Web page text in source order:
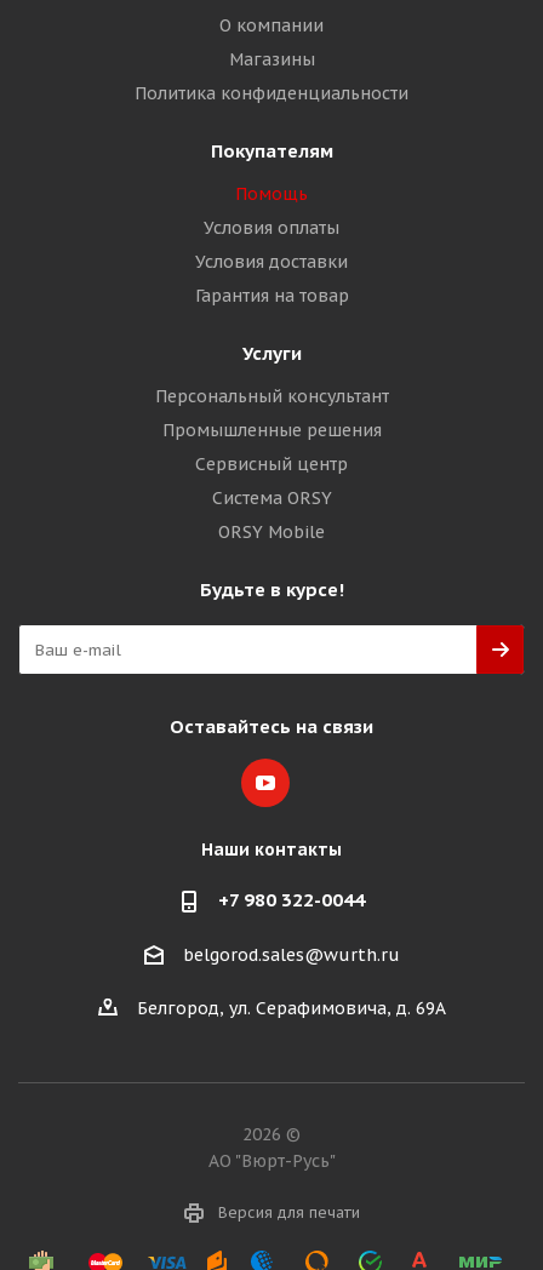
О компании
Магазины
Политика конфиденциальности
Покупателям
Помощь
Условия оплаты
Условия доставки
Гарантия на товар
Услуги
Персональный консультант
Промышленные решения
Сервисный центр
Система ORSY
ORSY Mobile
Будьте в курсе!
Оставайтесь на связи
Наши контакты
+7 980 322-0044
belgorod.sales@wurth.ru
Белгород, ул. Серафимовича, д. 69А
2026 ©
АО "Вюрт-Русь"
Версия для печати